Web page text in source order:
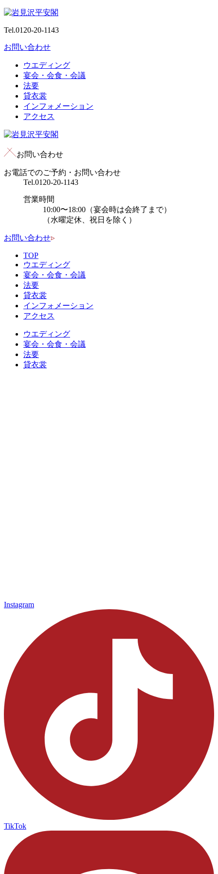
Tel.0120-20-1143
お問い合わせ
ウエディング
宴会・会食・会議
法要
貸衣裳
インフォメーション
アクセス
お問い合わせ
お電話でのご予約・お問い合わせ
Tel.0120-20-1143
営業時間
10:00〜18:00（宴会時は会終了まで）
（水曜定休、祝日を除く）
お問い合わせ
TOP
ウエディング
宴会・会食・会議
法要
貸衣裳
インフォメーション
アクセス
ウエディング
宴会・会食・会議
法要
貸衣裳
Instagram
TikTok